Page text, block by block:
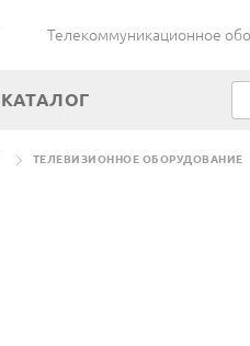
Телекоммуникационное
КАТАЛОГ
ТЕЛЕВИЗИОННОЕ ОБОРУДОВАНИЕ